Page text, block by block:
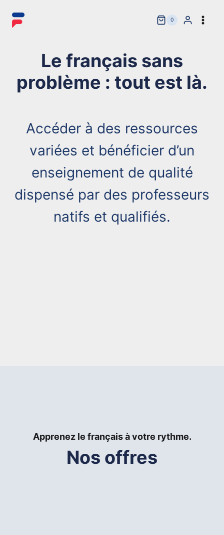
0
Le français sans
problème : tout est là.
Accéder à des ressources
variées et bénéficier d’un
enseignement de qualité
dispensé par des professeurs
natifs et qualifiés.
Apprenez le français à votre rythme.
Nos offres